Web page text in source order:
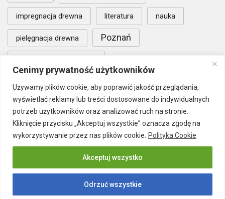
Cenimy prywatność użytkowników
Używamy plików cookie, aby poprawić jakość przeglądania,
wyświetlać reklamy lub treści dostosowane do indywidualnych
potrzeb użytkowników oraz analizować ruch na stronie.
Kliknięcie przycisku „Akceptuj wszystkie” oznacza zgodę na
wykorzystywanie przez nas plików cookie. Polityka Cookie
Odrzuć wszystkie
Akceptuj wszystko
impregnacja drewna literatura nauka
pielęgnacja drewna Poznań
zaangażowanie pracowników BHP
Polityka prywatności Publikacja Artykułu